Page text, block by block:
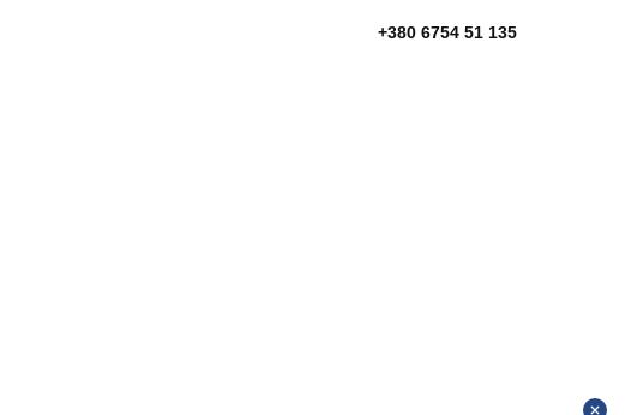
+380 6754 51 135